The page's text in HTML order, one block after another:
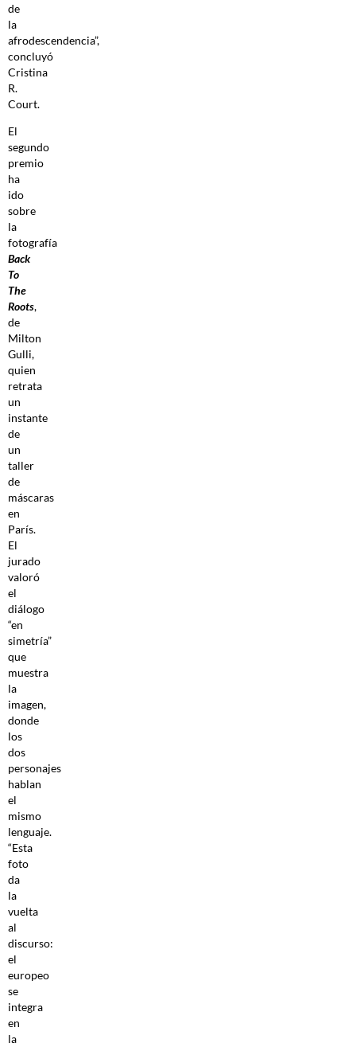
de
la
afrodescendencia”,
concluyó
Cristina
R.
Court.
El
segundo
premio
ha
ido
sobre
la
fotografía
Back
To
The
Roots,
de
Milton
Gulli,
quien
retrata
un
instante
de
un
taller
de
máscaras
en
París.
El
jurado
valoró
el
diálogo
“en
simetría”
que
muestra
la
imagen,
donde
los
dos
personajes
hablan
el
mismo
lenguaje.
“Esta
foto
da
la
vuelta
al
discurso:
el
europeo
se
integra
en
la